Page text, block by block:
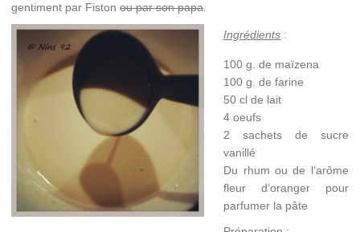
gentiment par Fistonou par son papa.
Ingrédients :
100 g. de maïzena
100 g. de farine
50 cl de lait
4 oeufs
2 sachets de sucre
vanillé
Du rhum ou de l’arôme
fleur d’oranger pour
parfumer la pâte